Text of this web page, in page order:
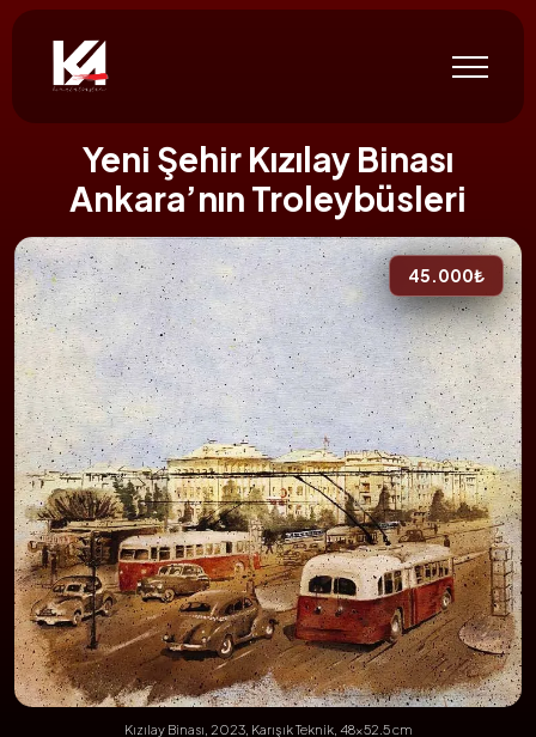
Yeni Şehir Kızılay Binası
Ankara’nın Troleybüsleri
45.000₺
Kızılay Binası, 2023, Karışık Teknik, 48x52.5 cm